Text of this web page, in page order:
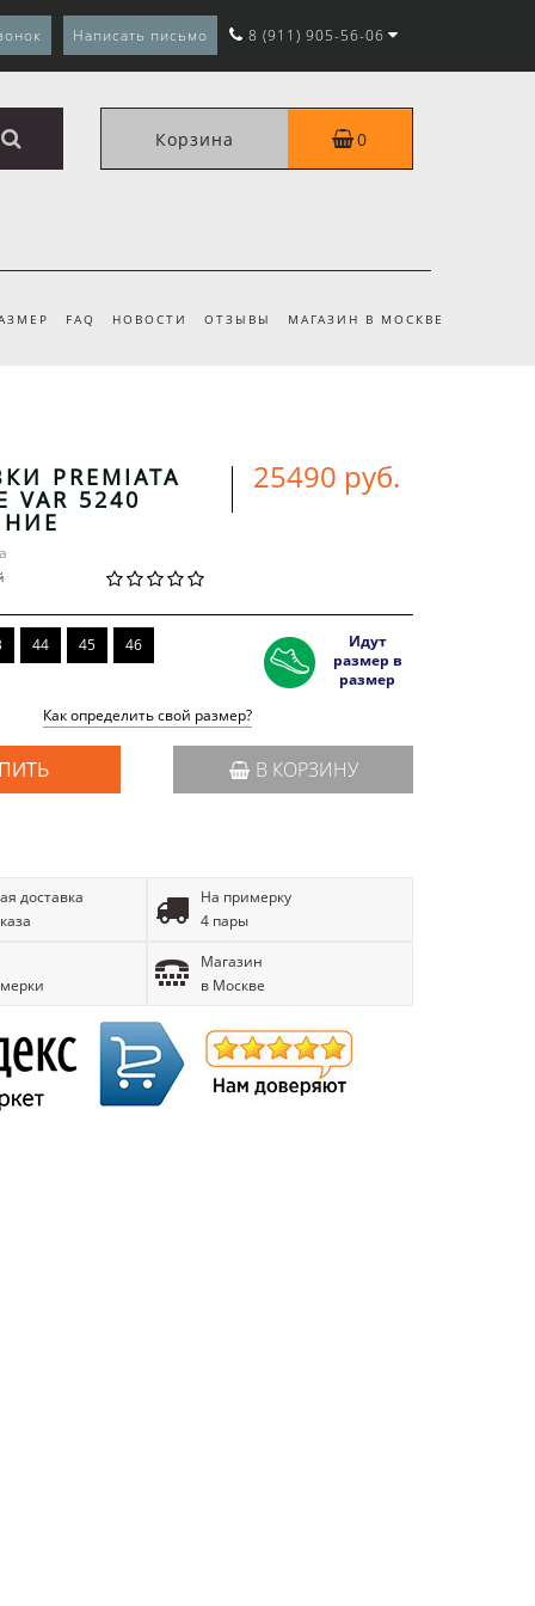
Написать письмо 8 (911) 905-56-06
Корзина 0
FAQ НОВОСТИ ОТЗЫВЫ МАГАЗИН В МОСКВЕ
PREMIATA
5240
25490 руб.
44 45 46
Идут
размер в
размер
Как определить свой размер?
В КОРЗИНУ
доставка
На примерку
4 пары
Магазин
в Москве